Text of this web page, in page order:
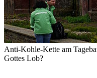
Anti-Kohle-Kette am
Gottes Lob?